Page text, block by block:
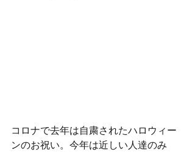
コロナで去年は自粛されたハロウィー
ンのお祝い。今年は近しい人達のみ